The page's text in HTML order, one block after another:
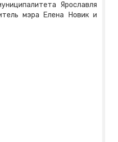
Ярославля
мэра Елена Новик и